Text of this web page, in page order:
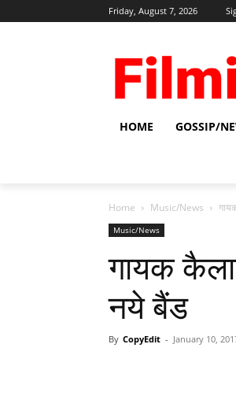
Friday, August 7, 2026
HOME GOSSIP/
Home Music/News
Music/News
गायक
नये बैंड
By CopyEdit - January 10,